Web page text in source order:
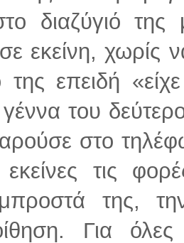
διαζύγιό
εκείνη, χωρίς
επειδή
του
στο
εκείνες τις
της,
Για